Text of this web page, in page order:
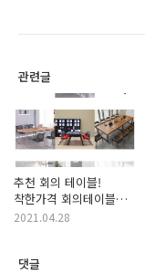
관련글
추천 회의 테이블!
착한가격 회의테이블
상품 순위! (회의 책상,
2021.04.28
댓글